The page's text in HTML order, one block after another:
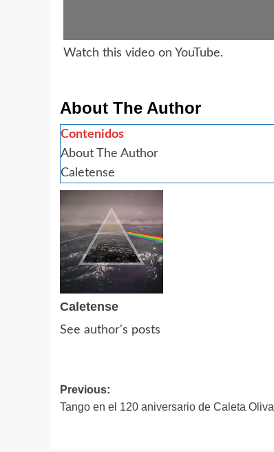
Watch this video on YouTube.
About The Author
Contenidos
About The Author
Caletense
Caletense
See author's posts
Post
navigation
Previous:
Tango en el 120 aniversario de Caleta Oliva